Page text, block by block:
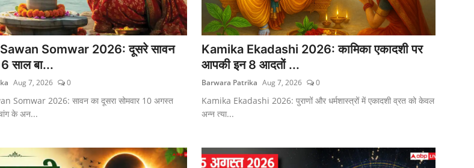
Somwar 2026: दूसरे सावन
6 साल बा...
Aug 7, 2026 0
Somwar 2026: सावन का दूसरा सोमवार 10 अगस्त
के अन...
Kamika Ekadashi 2026: कामिका एकादशी पर
आपकी इन 8 आदतों ...
Barwara Patrika Aug 7, 2026 0
Kamika Ekadashi 2026: पुराणों और धर्मशास्त्रों में एकादशी व्रत को केवल
अन्न त्या...